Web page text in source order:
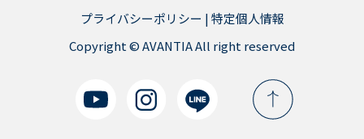
プライバシーポリシー |特定個人情報
Copyright © AVANTIA All right reserved